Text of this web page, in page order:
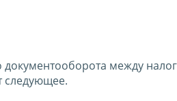
документооборота между
следующее.